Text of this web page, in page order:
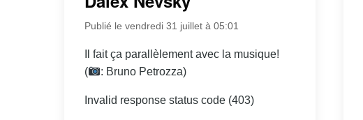
Publié le vendredi 31 juillet à 05:01
Il fait ça parallèlement avec la musique!
(
: Bruno Petrozza)
Invalid response status code (403)